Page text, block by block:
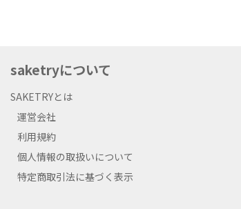
saketryについて
SAKETRYとは
運営会社
利用規約
個人情報の取扱いについて
特定商取引法に基づく表示